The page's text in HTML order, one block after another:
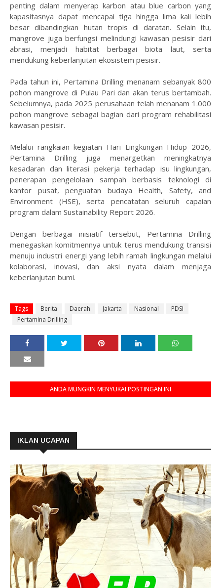
penting dalam menyerap karbon atau blue carbon yang
kapasitasnya dapat mencapai tiga hingga lima kali lebih
besar dibandingkan hutan tropis di daratan. Selain itu,
mangrove juga berfungsi melindungi kawasan pesisir dari
abrasi, menjadi habitat berbagai biota laut, serta
mendukung keberlanjutan ekosistem pesisir.
Pada tahun ini, Pertamina Drilling menanam sebanyak 800
pohon mangrove di Pulau Pari dan akan terus bertambah.
Sebelumnya, pada 2025 perusahaan telah menanam 1.000
pohon mangrove sebagai bagian dari program rehabilitasi
kawasan pesisir.
Melalui rangkaian kegiatan Hari Lingkungan Hidup 2026,
Pertamina Drilling juga menargetkan meningkatnya
kesadaran dan literasi pekerja terhadap isu lingkungan,
penerapan pengelolaan sampah berbasis teknologi di
kantor pusat, penguatan budaya Health, Safety, and
Environment (HSE), serta pencatatan seluruh capaian
program dalam Sustainability Report 2026.
Dengan berbagai inisiatif tersebut, Pertamina Drilling
menegaskan komitmennya untuk terus mendukung transisi
menuju industri energi yang lebih ramah lingkungan melalui
kolaborasi, inovasi, dan aksi nyata dalam menjaga
keberlanjutan bumi.
Tags Berita Daerah Jakarta Nasional
PDSI
Pertamina Drilling
ANDA MUNGKIN MENYUKAI POSTINGAN INI
IKLAN UCAPAN